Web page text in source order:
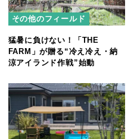
その他のフィールド
猛暑に負けない！「THE
FARM」が贈る“冷え冷え・納
涼アイランド作戦”始動